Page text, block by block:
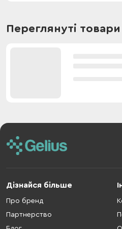
Переглянуті товари
Дізнайся більше
Про бренд
Партнерство